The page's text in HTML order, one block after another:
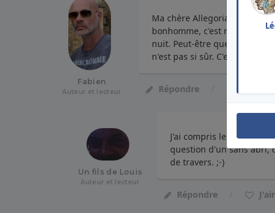
Fabien
Auteur et lecteur
Ma chère Allegoria, qu'il est
bonhomme, c'est nous, des
nuit. Peut-être que
n'est pas si sûr. C'est
Répondre
Un fils de Louis
Auteur et lecteur
J'ai compris le texte
question d'un sans abri,
de travers. ;-)
Répondre